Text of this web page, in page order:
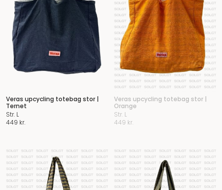
Veras upcycling totebag stor |
Ternet
Str. L
449 kr.
Veras upcycling totebag stor |
Orange
Str. L
449 kr.